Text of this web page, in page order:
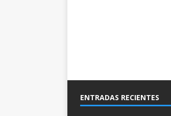
ENTRADAS RECIENTES